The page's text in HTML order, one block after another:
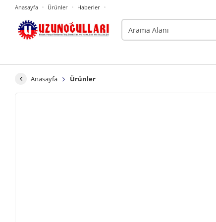
Anasayfa Ürünler Haberler
Anasayfa Ürünler